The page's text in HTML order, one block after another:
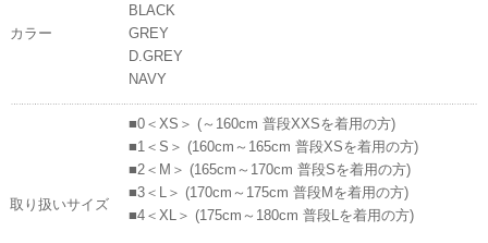
カラー
BLACK
GREY
D.GREY
NAVY
取り扱いサイズ
■0＜XS＞ (～160cm 普段XXSを着用の方)
■1＜S＞ (160cm～165cm 普段XSを着用の方)
■2＜M＞ (165cm～170cm 普段Sを着用の方)
■3＜L＞ (170cm～175cm 普段Mを着用の方)
■4＜XL＞ (175cm～180cm 普段Lを着用の方)